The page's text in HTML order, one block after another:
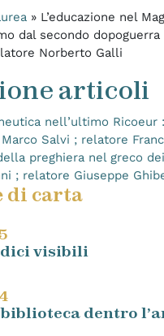
» L’educazione nel
dal secondo dopoguerra
Norberto Galli
articoli
nell’ultimo Ricoeur
Salvi ; relatore
preghiera nel greco
; relatore Giuseppe
di carta
visibili
dentro